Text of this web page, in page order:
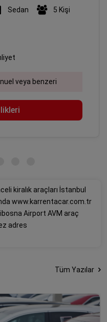
Sedan
5 Kişi
veya benzeri
kiralık araçları İstanbul
www.karrentacar.com.tr
Airport AVM araç
adres
Tüm Yazılar